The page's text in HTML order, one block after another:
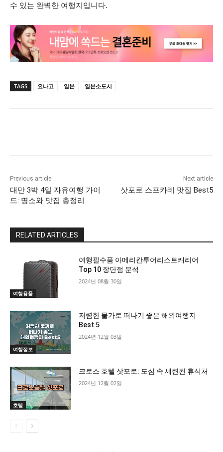
수 있는 완벽한 여행지입니다.
TAGS 요나고 일본 일본소도시
Previous article
대만 3박 4일 자유여행 가이
드: 명소와 맛집 총정리
Next article
삿포로 스프카레 맛집 Best5
RELATED ARTICLES
여행용품
여행필수품 ​아메리칸투어리스트캐리어
Top 10 장단점 분석
2024년 08월 30일
여행정보
저렴한 물가로 떠나기 좋은 해외여행지
Best 5
2024년 12월 03일
호텔
크로스 호텔 삿포로: 도심 속 세련된 휴식처
2024년 12월 02일